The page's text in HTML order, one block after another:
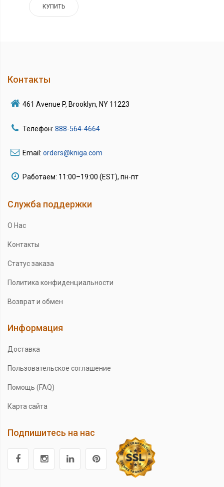
КУПИТЬ
Контакты
461 Avenue P, Brooklyn, NY 11223
Телефон: 888-564-4664
Email: orders@kniga.com
Работаем: 11:00–19:00 (EST), пн-пт
Служба поддержки
О Нас
Контакты
Статус заказа
Политика конфиденциальности
Возврат и обмен
Информация
Доставка
Пользовательское соглашение
Помощь (FAQ)
Карта сайта
Подпишитесь на нас